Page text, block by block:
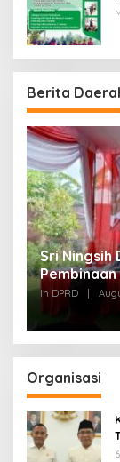
Berita
Sri Ningsih
Diamalkan
In DPRD
Organisasi